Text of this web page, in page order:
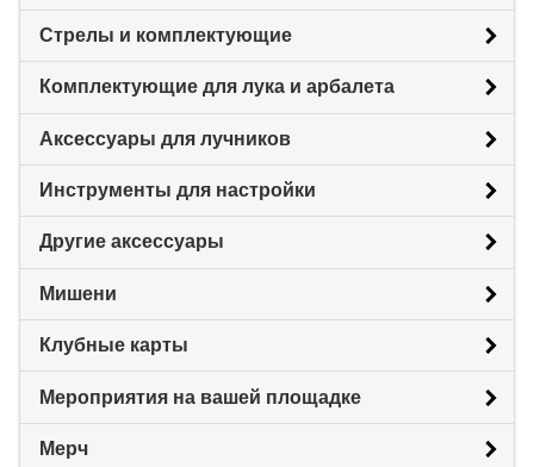
Стрелы и комплектующие
Комплектующие для лука и арбалета
Аксессуары для лучников
Инструменты для настройки
Другие аксессуары
Мишени
Клубные карты
Мероприятия на вашей площадке
Мерч